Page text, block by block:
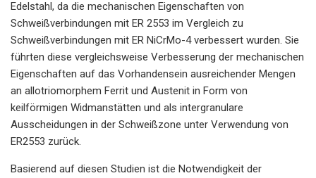
Edelstahl, da die mechanischen Eigenschaften von
Schweißverbindungen mit ER 2553 im Vergleich zu
Schweißverbindungen mit ER NiCrMo-4 verbessert wurden. Sie
führten diese vergleichsweise Verbesserung der mechanischen
Eigenschaften auf das Vorhandensein ausreichender Mengen
an allotriomorphem Ferrit und Austenit in Form von
keilförmigen Widmanstätten und als intergranulare
Ausscheidungen in der Schweißzone unter Verwendung von
ER2553 zurück.
Basierend auf diesen Studien ist die Notwendigkeit der